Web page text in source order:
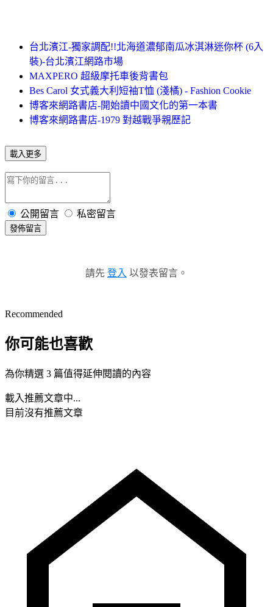
台北濱江-獨家調配!!北海道濃郁南瓜冰淇淋迷你杯 (6入
裝)-台北濱江網路市場
MAXPERO 超級摩托車後背書包
Bes Carol 女式義大利短袖T恤 (淺橘) - Fashion Cookie
博客來網路書店-開始讀中國文化的第一本書
博客來網路書店-1979 對越戰爭親歷記
載入更多
公開留言 私密留言
發佈留言
請先 登入 以發表留言。
Recommended
你可能也喜歡
為你精選 3 篇值得延伸閱讀的內容
載入推薦文章中...
目前沒有推薦文章